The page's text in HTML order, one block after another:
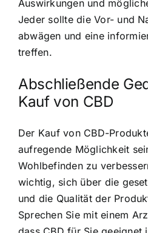
Auswirkungen und
Jeder sollte die Vor- und
abwägen und eine
treffen.
Abschließende
Kauf von CBD
Der Kauf von CBD-
aufregende Möglichkeit
Wohlbefinden zu
wichtig, sich über die
und die Qualität der
Sprechen Sie mit einem